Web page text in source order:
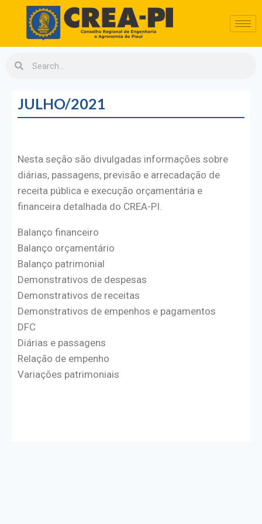
JULHO/2021
Nesta seção são divulgadas informações sobre
diárias, passagens, previsão e arrecadação de
receita pública e execução orçamentária e
financeira detalhada do CREA-PI.
Balanço financeiro
Balanço orçamentário
Balanço patrimonial
Demonstrativos de despesas
Demonstrativos de receitas
Demonstrativos de empenhos e pagamentos
DFC
Diárias e passagens
Relação de empenho
Variações patrimoniais